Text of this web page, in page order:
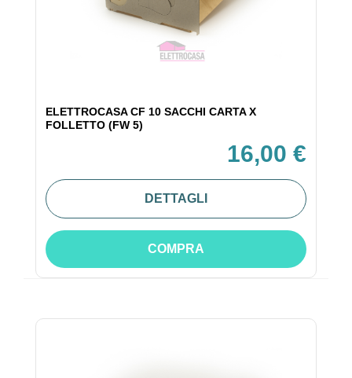
ELETTROCASA CF 10 SACCHI CARTA X
FOLLETTO (FW 5)
16,00 €
DETTAGLI
COMPRA